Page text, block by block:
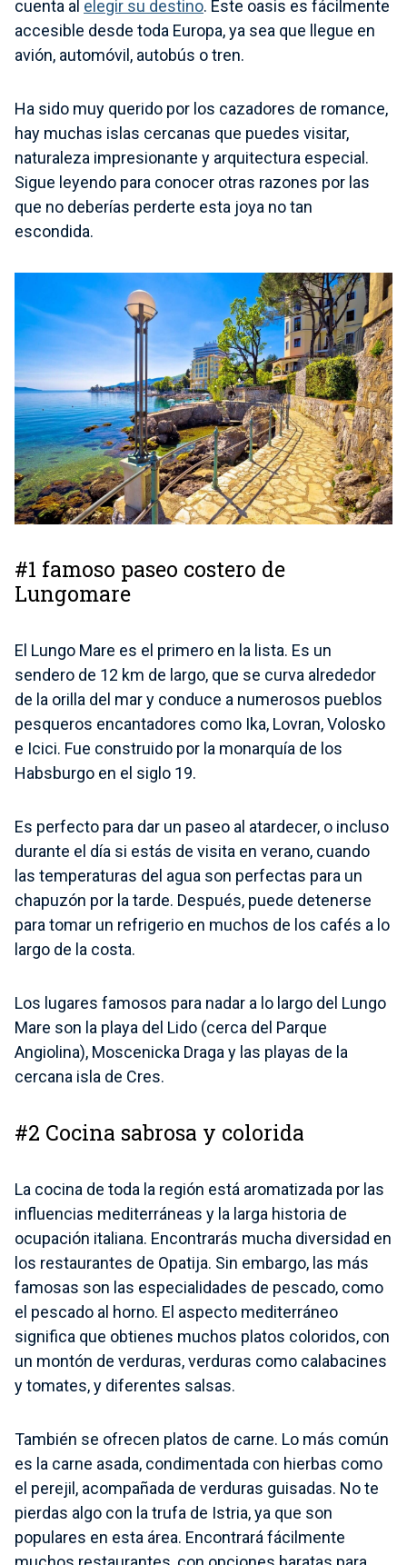
cuenta al elegir su destino. Este oasis es fácilmente
accesible desde toda Europa, ya sea que llegue en
avión, automóvil, autobús o tren.
Ha sido muy querido por los cazadores de romance,
hay muchas islas cercanas que puedes visitar,
naturaleza impresionante y arquitectura especial.
Sigue leyendo para conocer otras razones por las
que no deberías perderte esta joya no tan
escondida.
#1 famoso paseo costero de
Lungomare
El Lungo Mare es el primero en la lista. Es un
sendero de 12 km de largo, que se curva alrededor
de la orilla del mar y conduce a numerosos pueblos
pesqueros encantadores como Ika, Lovran, Volosko
e Icici. Fue construido por la monarquía de los
Habsburgo en el siglo 19.
Es perfecto para dar un paseo al atardecer, o incluso
durante el día si estás de visita en verano, cuando
las temperaturas del agua son perfectas para un
chapuzón por la tarde. Después, puede detenerse
para tomar un refrigerio en muchos de los cafés a lo
largo de la costa.
Los lugares famosos para nadar a lo largo del Lungo
Mare son la playa del Lido (cerca del Parque
Angiolina), Moscenicka Draga y las playas de la
cercana isla de Cres.
#2 Cocina sabrosa y colorida
La cocina de toda la región está aromatizada por las
influencias mediterráneas y la larga historia de
ocupación italiana. Encontrarás mucha diversidad en
los restaurantes de Opatija. Sin embargo, las más
famosas son las especialidades de pescado, como
el pescado al horno. El aspecto mediterráneo
significa que obtienes muchos platos coloridos, con
un montón de verduras, verduras como calabacines
y tomates, y diferentes salsas.
También se ofrecen platos de carne. Lo más común
es la carne asada, condimentada con hierbas como
el perejil, acompañada de verduras guisadas. No te
pierdas algo con la trufa de Istria, ya que son
populares en esta área. Encontrará fácilmente